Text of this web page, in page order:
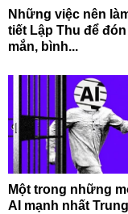
Những việc nên
tiết Lập Thu để
mắn, bình...
Một trong những
AI mạnh nhất